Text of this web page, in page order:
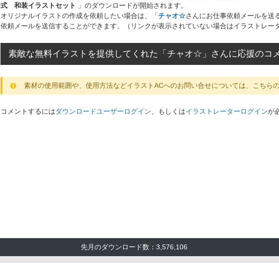
式 和装イラストセット
」のダウンロードが開始されます。
オリジナルイラストの作成を依頼したい場合は、「チャオ☆さんにお仕事依頼メールを送
依頼メールを送信することができます。（リンクが表示されていない場合はイラストレー
素敵な無料イラストを提供してくれた「チャオ☆」さんに応援のコ
素材の使用範囲や、使用方法などイラストACへのお問い合せについては、こちら
コメントするにはダウンロードユーザーログイン 、もしくはイラストレーターログインが
先月のダウンロード数：3,576,106